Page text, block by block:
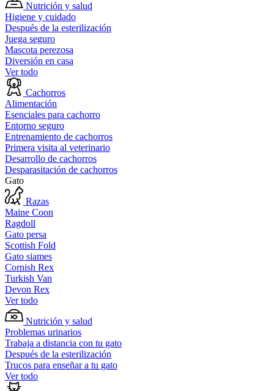
Nutrición y salud
Higiene y cuidado
Después de la esterilización
Juega seguro
Mascota perezosa
Diversión en casa
Ver todo
Cachorros
Alimentación
Esenciales para cachorro
Entorno seguro
Entrenamiento de cachorros
Primera visita al veterinario
Desarrollo de cachorros
Desparasitación de cachorros
Gato
Razas
Maine Coon
Ragdoll
Gato persa
Scottish Fold
Gato siames
Cornish Rex
Turkish Van
Devon Rex
Ver todo
Nutrición y salud
Problemas urinarios
Trabaja a distancia con tu gato
Después de la esterilización
Trucos para enseñar a tu gato
Ver todo